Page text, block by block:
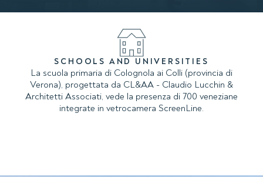
SCHOOLS AND UNIVERSITIES
La scuola primaria di Colognola ai Colli (provincia di
Verona), progettata da CL&AA - Claudio Lucchin &
Architetti Associati, vede la presenza di 700 veneziane
integrate in vetrocamera ScreenLine.